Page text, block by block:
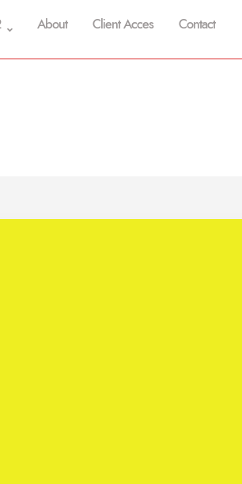
About Client Acces Contact